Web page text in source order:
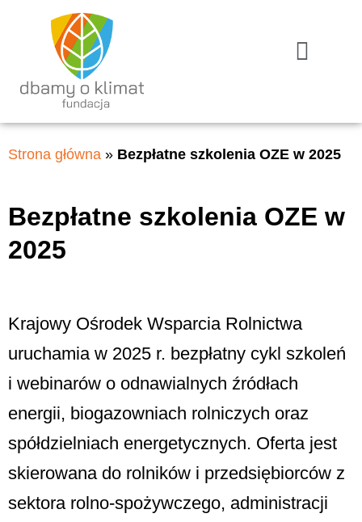
Strona główna » Bezpłatne szkolenia OZE w 2025
Bezpłatne szkolenia OZE w
2025
Krajowy Ośrodek Wsparcia Rolnictwa
uruchamia w 2025 r. bezpłatny cykl szkoleń
i webinarów o odnawialnych źródłach
energii, biogazowniach rolniczych oraz
spółdzielniach energetycznych. Oferta jest
skierowana do rolników i przedsiębiorców z
sektora rolno-spożywczego, administracji